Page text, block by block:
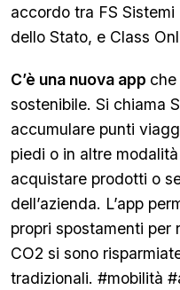
accordo tra FS
dello Stato, e Class
C’è una nuova app
sostenibile. Si chiama
accumulare punti
piedi o in altre
acquistare prodotti o
dell’azienda. L’app
propri spostamenti per
CO2 si sono
tradizionali. #mobilità